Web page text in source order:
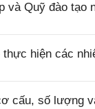
Quỹ đào tạo
hiện các
cấu, số lượng